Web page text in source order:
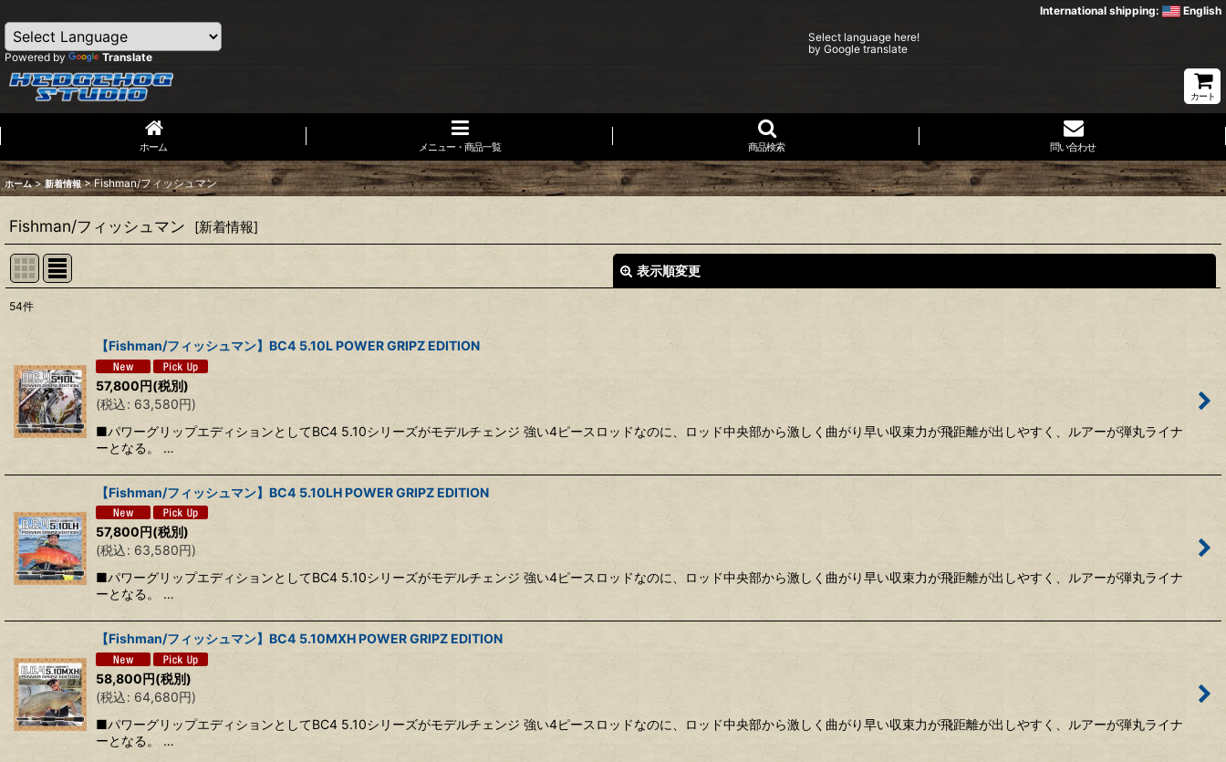
International shipping: English
Powered by Translate
Select language here!
by Google translate
カート
ホーム メニュー・商品一覧 商品検索 問い合わせ
ホーム > 新着情報 > Fishman/フィッシュマン
Fishman/フィッシュマン [新着情報]
表示順変更
並び順:
54件
【Fishman/フィッシュマン】BC4 5.10L POWER GRIPZ EDITION
57,800円(税別)
(税込: 63,580円)
■パワーグリップエディションとしてBC4 5.10シリーズがモデルチェンジ 強い4ピースロッドなのに、ロッド中央部から激しく曲がり早い収束力が飛距離が出しやすく、ルアーが弾丸ライナ
ーとなる。 …
【Fishman/フィッシュマン】BC4 5.10LH POWER GRIPZ EDITION
57,800円(税別)
(税込: 63,580円)
■パワーグリップエディションとしてBC4 5.10シリーズがモデルチェンジ 強い4ピースロッドなのに、ロッド中央部から激しく曲がり早い収束力が飛距離が出しやすく、ルアーが弾丸ライナ
ーとなる。 …
【Fishman/フィッシュマン】BC4 5.10MXH POWER GRIPZ EDITION
58,800円(税別)
(税込: 64,680円)
■パワーグリップエディションとしてBC4 5.10シリーズがモデルチェンジ 強い4ピースロッドなのに、ロッド中央部から激しく曲がり早い収束力が飛距離が出しやすく、ルアーが弾丸ライナ
ーとなる。 …